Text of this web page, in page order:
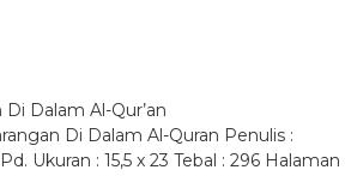
Dalam Al-Qur’an
Di Dalam Al-Quran Penulis :
Ukuran : 15,5 x 23 Tebal : 296 Halaman